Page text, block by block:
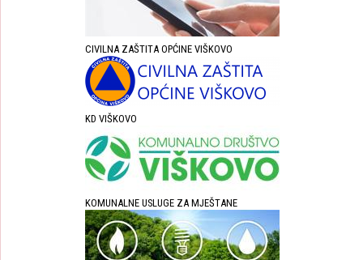
CIVILNA ZAŠTITA OPĆINE VIŠKOVO
KD VIŠKOVO
KOMUNALNE USLUGE ZA MJEŠTANE